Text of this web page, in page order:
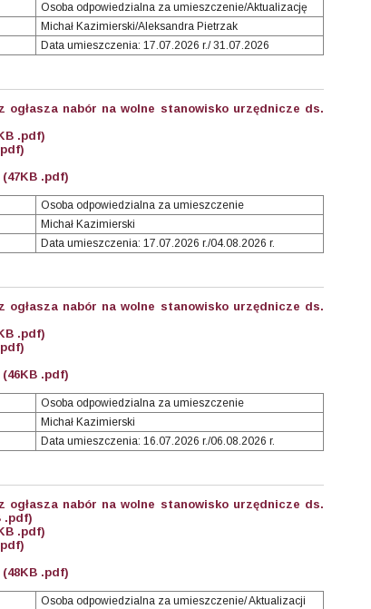
Osoba odpowiedzialna za umieszczenie/Aktualizację
Michał Kazimierski/Aleksandra Pietrzak
Data umieszczenia: 17.07.2026 r./ 31.07.2026
nabór na wolne stanowisko urzędnicze ds.
.pdf)
.pdf)
Osoba odpowiedzialna za umieszczenie
Michał Kazimierski
Data umieszczenia: 17.07.2026 r./04.08.2026 r.
nabór na wolne stanowisko urzędnicze ds.
.pdf)
.pdf)
Osoba odpowiedzialna za umieszczenie
Michał Kazimierski
Data umieszczenia: 16.07.2026 r./06.08.2026 r.
nabór na wolne stanowisko urzędnicze ds.
.pdf)
.pdf)
.pdf)
Osoba odpowiedzialna za umieszczenie/ Aktualizacji